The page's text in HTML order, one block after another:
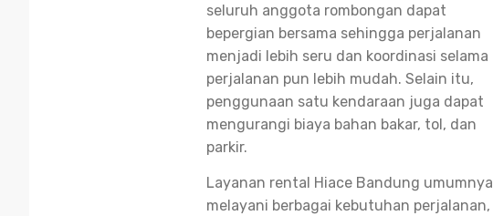
seluruh anggota rombongan dapat
bepergian bersama sehingga perjalanan
menjadi lebih seru dan koordinasi selama
perjalanan pun lebih mudah. Selain itu,
penggunaan satu kendaraan juga dapat
mengurangi biaya bahan bakar, tol, dan
parkir.
Layanan rental Hiace Bandung umumnya
melayani berbagai kebutuhan perjalanan,